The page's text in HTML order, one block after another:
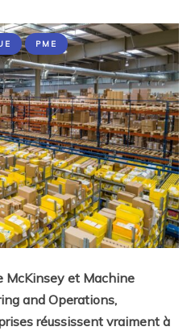
PME
McKinsey et Machine
and Operations,
réussissent vraiment à